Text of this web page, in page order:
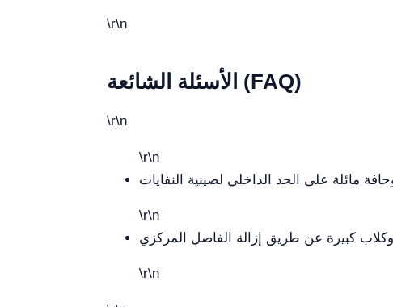
\r\n
الأسئلة الشائعة (FAQ)
\r\n
\r\n
\r\n
\r\n